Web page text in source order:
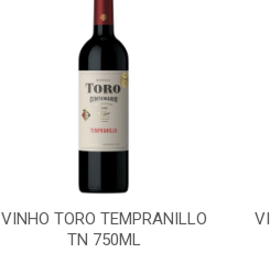
VINHO TORO TEMPRANILLO
TN 750ML